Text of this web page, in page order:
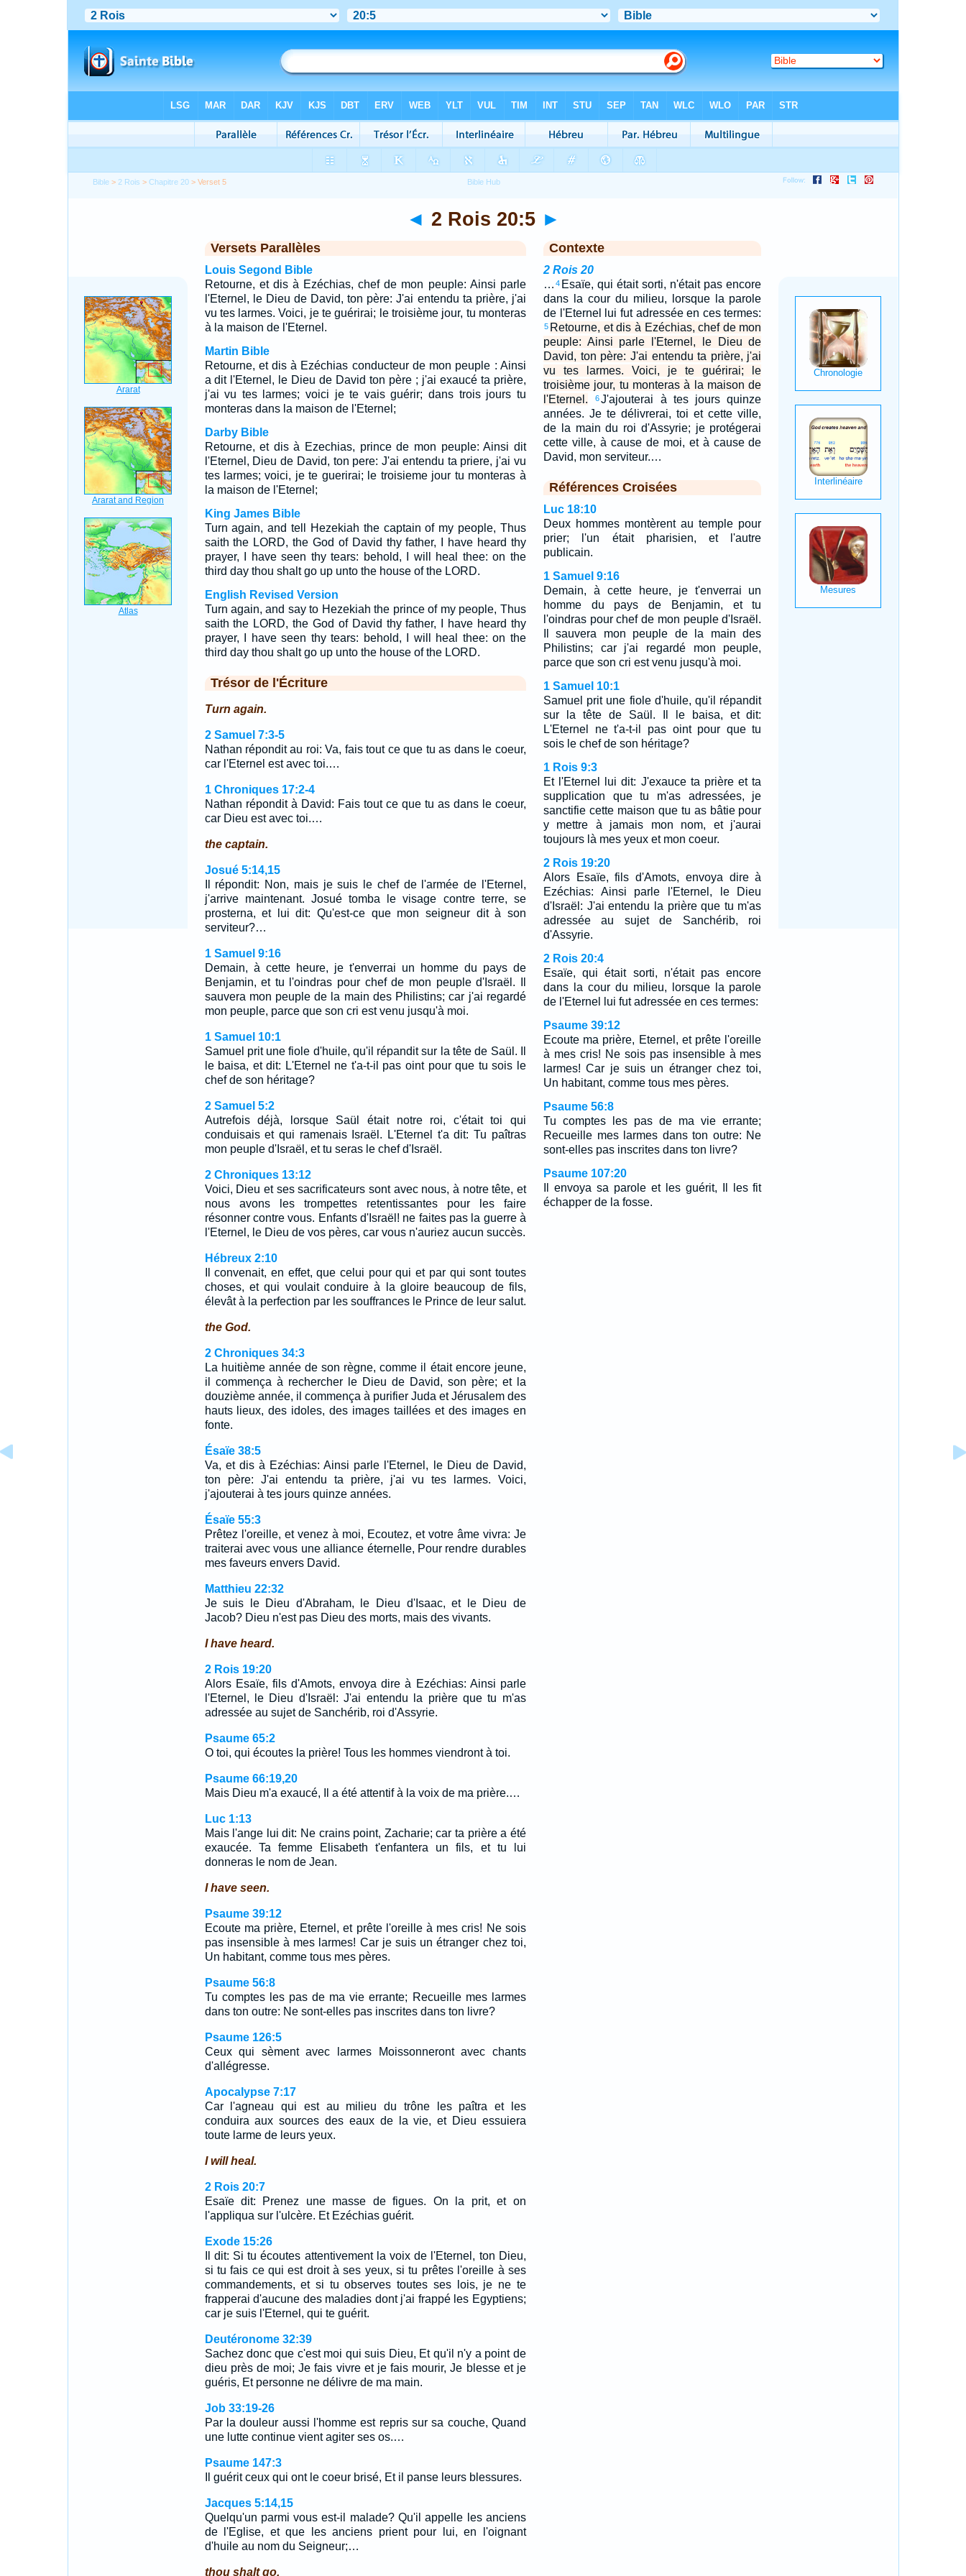
Bible > 2 Rois >Chapitre 20 > Verset 5
◄ 2 Rois 20:5 ►
Versets Parallèles
Louis Segond Bible
Retourne, et dis à Ezéchias, chef de mon peuple: Ainsi parle
l'Eternel, le Dieu de David, ton père: J'ai entendu ta prière, j'ai
vu tes larmes. Voici, je te guérirai; le troisième jour, tu monteras
à la maison de l'Eternel.
Martin Bible
Retourne, et dis à Ezéchias conducteur de mon peuple : Ainsi
a dit l'Eternel, le Dieu de David ton père ; j'ai exaucé ta prière,
j'ai vu tes larmes; voici je te vais guérir; dans trois jours tu
monteras dans la maison de l'Eternel;
Darby Bible
Retourne, et dis à Ezechias, prince de mon peuple: Ainsi dit
l'Eternel, Dieu de David, ton pere: J'ai entendu ta priere, j'ai vu
tes larmes; voici, je te guerirai; le troisieme jour tu monteras à
la maison de l'Eternel;
King James Bible
Turn again, and tell Hezekiah the captain of my people, Thus
saith the LORD, the God of David thy father, I have heard thy
prayer, I have seen thy tears: behold, I will heal thee: on the
third day thou shalt go up unto the house of the LORD.
English Revised Version
Turn again, and say to Hezekiah the prince of my people, Thus
saith the LORD, the God of David thy father, I have heard thy
prayer, I have seen thy tears: behold, I will heal thee: on the
third day thou shalt go up unto the house of the LORD.
Trésor de l'Écriture
Turn again.
2 Samuel 7:3-5
Nathan répondit au roi: Va, fais tout ce que tu as dans le coeur,
car l'Eternel est avec toi.…
1 Chroniques 17:2-4
Nathan répondit à David: Fais tout ce que tu as dans le coeur,
car Dieu est avec toi.…
the captain.
Josué 5:14,15
Il répondit: Non, mais je suis le chef de l'armée de l'Eternel,
j'arrive maintenant. Josué tomba le visage contre terre, se
prosterna, et lui dit: Qu'est-ce que mon seigneur dit à son
serviteur?…
1 Samuel 9:16
Demain, à cette heure, je t'enverrai un homme du pays de
Benjamin, et tu l'oindras pour chef de mon peuple d'Israël. Il
sauvera mon peuple de la main des Philistins; car j'ai regardé
mon peuple, parce que son cri est venu jusqu'à moi.
1 Samuel 10:1
Samuel prit une fiole d'huile, qu'il répandit sur la tête de Saül. Il
le baisa, et dit: L'Eternel ne t'a-t-il pas oint pour que tu sois le
chef de son héritage?
2 Samuel 5:2
Autrefois déjà, lorsque Saül était notre roi, c'était toi qui
conduisais et qui ramenais Israël. L'Eternel t'a dit: Tu paîtras
mon peuple d'Israël, et tu seras le chef d'Israël.
2 Chroniques 13:12
Voici, Dieu et ses sacrificateurs sont avec nous, à notre tête, et
nous avons les trompettes retentissantes pour les faire
résonner contre vous. Enfants d'Israël! ne faites pas la guerre à
l'Eternel, le Dieu de vos pères, car vous n'auriez aucun succès.
Hébreux 2:10
Il convenait, en effet, que celui pour qui et par qui sont toutes
choses, et qui voulait conduire à la gloire beaucoup de fils,
élevât à la perfection par les souffrances le Prince de leur salut.
the God.
2 Chroniques 34:3
La huitième année de son règne, comme il était encore jeune,
il commença à rechercher le Dieu de David, son père; et la
douzième année, il commença à purifier Juda et Jérusalem des
hauts lieux, des idoles, des images taillées et des images en
fonte.
Ésaïe 38:5
Va, et dis à Ezéchias: Ainsi parle l'Eternel, le Dieu de David,
ton père: J'ai entendu ta prière, j'ai vu tes larmes. Voici,
j'ajouterai à tes jours quinze années.
Ésaïe 55:3
Prêtez l'oreille, et venez à moi, Ecoutez, et votre âme vivra: Je
traiterai avec vous une alliance éternelle, Pour rendre durables
mes faveurs envers David.
Matthieu 22:32
Je suis le Dieu d'Abraham, le Dieu d'Isaac, et le Dieu de
Jacob? Dieu n'est pas Dieu des morts, mais des vivants.
I have heard.
2 Rois 19:20
Alors Esaïe, fils d'Amots, envoya dire à Ezéchias: Ainsi parle
l'Eternel, le Dieu d'Israël: J'ai entendu la prière que tu m'as
adressée au sujet de Sanchérib, roi d'Assyrie.
Psaume 65:2
O toi, qui écoutes la prière! Tous les hommes viendront à toi.
Psaume 66:19,20
Mais Dieu m'a exaucé, Il a été attentif à la voix de ma prière.…
Luc 1:13
Mais l'ange lui dit: Ne crains point, Zacharie; car ta prière a été
exaucée. Ta femme Elisabeth t'enfantera un fils, et tu lui
donneras le nom de Jean.
I have seen.
Psaume 39:12
Ecoute ma prière, Eternel, et prête l'oreille à mes cris! Ne sois
pas insensible à mes larmes! Car je suis un étranger chez toi,
Un habitant, comme tous mes pères.
Psaume 56:8
Tu comptes les pas de ma vie errante; Recueille mes larmes
dans ton outre: Ne sont-elles pas inscrites dans ton livre?
Psaume 126:5
Ceux qui sèment avec larmes Moissonneront avec chants
d'allégresse.
Apocalypse 7:17
Car l'agneau qui est au milieu du trône les paîtra et les
conduira aux sources des eaux de la vie, et Dieu essuiera
toute larme de leurs yeux.
I will heal.
2 Rois 20:7
Esaïe dit: Prenez une masse de figues. On la prit, et on
l'appliqua sur l'ulcère. Et Ezéchias guérit.
Exode 15:26
Il dit: Si tu écoutes attentivement la voix de l'Eternel, ton Dieu,
si tu fais ce qui est droit à ses yeux, si tu prêtes l'oreille à ses
commandements, et si tu observes toutes ses lois, je ne te
frapperai d'aucune des maladies dont j'ai frappé les Egyptiens;
car je suis l'Eternel, qui te guérit.
Deutéronome 32:39
Sachez donc que c'est moi qui suis Dieu, Et qu'il n'y a point de
dieu près de moi; Je fais vivre et je fais mourir, Je blesse et je
guéris, Et personne ne délivre de ma main.
Job 33:19-26
Par la douleur aussi l'homme est repris sur sa couche, Quand
une lutte continue vient agiter ses os.…
Psaume 147:3
Il guérit ceux qui ont le coeur brisé, Et il panse leurs blessures.
Jacques 5:14,15
Quelqu'un parmi vous est-il malade? Qu'il appelle les anciens
de l'Eglise, et que les anciens prient pour lui, en l'oignant
d'huile au nom du Seigneur;…
thou shalt go.
Contexte
2 Rois 20
… 4 Esaïe, qui était sorti, n'était pas encore
dans la cour du milieu, lorsque la parole
de l'Eternel lui fut adressée en ces termes:
5 Retourne, et dis à Ezéchias, chef de mon
peuple: Ainsi parle l'Eternel, le Dieu de
David, ton père: J'ai entendu ta prière, j'ai
vu tes larmes. Voici, je te guérirai; le
troisième jour, tu monteras à la maison de
l'Eternel.
6J'ajouterai à tes jours quinze
années. Je te délivrerai, toi et cette ville,
de la main du roi d'Assyrie; je protégerai
cette ville, à cause de moi, et à cause de
David, mon serviteur.…
Références Croisées
Luc 18:10
Deux hommes montèrent au temple pour
prier; l'un était pharisien, et l'autre
publicain.
1 Samuel 9:16
Demain, à cette heure, je t'enverrai un
homme du pays de Benjamin, et tu
l'oindras pour chef de mon peuple d'Israël.
Il sauvera mon peuple de la main des
Philistins; car j'ai regardé mon peuple,
parce que son cri est venu jusqu'à moi.
1 Samuel 10:1
Samuel prit une fiole d'huile, qu'il répandit
sur la tête de Saül. Il le baisa, et dit:
L'Eternel ne t'a-t-il pas oint pour que tu
sois le chef de son héritage?
1 Rois 9:3
Et l'Eternel lui dit: J'exauce ta prière et ta
supplication que tu m'as adressées, je
sanctifie cette maison que tu as bâtie pour
y mettre à jamais mon nom, et j'aurai
toujours là mes yeux et mon coeur.
2 Rois 19:20
Alors Esaïe, fils d'Amots, envoya dire à
Ezéchias: Ainsi parle l'Eternel, le Dieu
d'Israël: J'ai entendu la prière que tu m'as
adressée au sujet de Sanchérib, roi
d'Assyrie.
2 Rois 20:4
Esaïe, qui était sorti, n'était pas encore
dans la cour du milieu, lorsque la parole
de l'Eternel lui fut adressée en ces termes:
Psaume 39:12
Ecoute ma prière, Eternel, et prête l'oreille
à mes cris! Ne sois pas insensible à mes
larmes! Car je suis un étranger chez toi,
Un habitant, comme tous mes pères.
Psaume 56:8
Tu comptes les pas de ma vie errante;
Recueille mes larmes dans ton outre: Ne
sont-elles pas inscrites dans ton livre?
Psaume 107:20
Il envoya sa parole et les guérit, Il les fit
échapper de la fosse.